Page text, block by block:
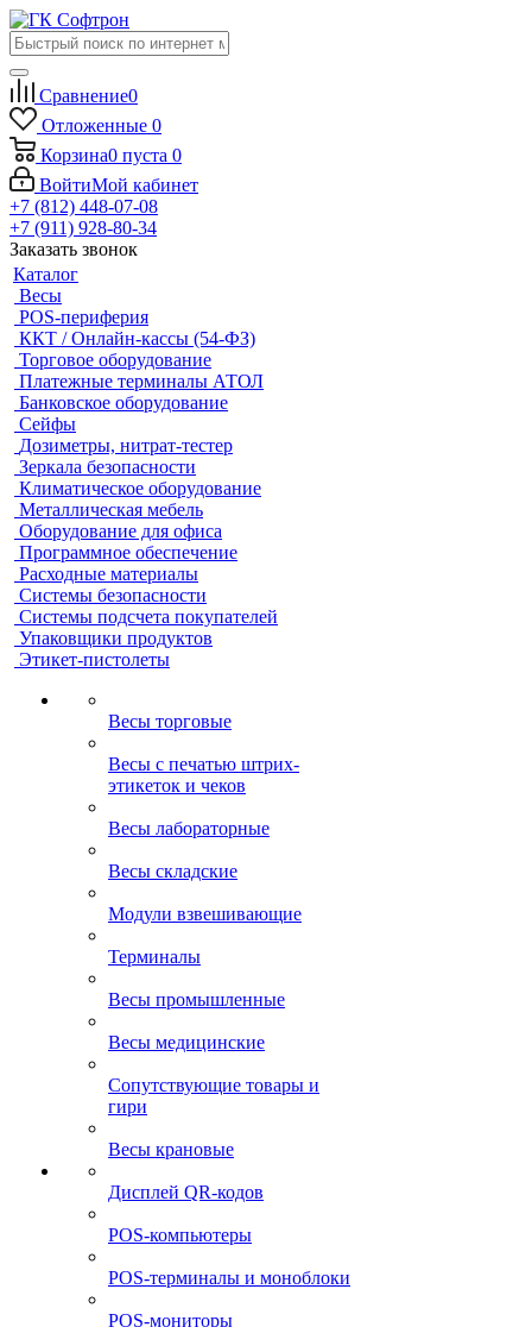
Сравнение0
Отложенные 0
Корзина0 пуста 0
ВойтиМой кабинет
+7 (812) 448-07-08
+7 (911) 928-80-34
Заказать звонок
Каталог
Весы
POS-периферия
ККТ / Онлайн-кассы (54-ФЗ)
Торговое оборудование
Платежные терминалы АТОЛ
Банковское оборудование
Сейфы
Дозиметры, нитрат-тестер
Зеркала безопасности
Климатическое оборудование
Металлическая мебель
Оборудование для офиса
Программное обеспечение
Расходные материалы
Системы безопасности
Системы подсчета покупателей
Упаковщики продуктов
Этикет-пистолеты
Весы торговые
Весы с печатью штрих-
этикеток и чеков
Весы лабораторные
Весы складские
Модули взвешивающие
Терминалы
Весы промышленные
Весы медицинские
Сопутствующие товары и
гири
Весы крановые
Дисплей QR-кодов
POS-компьютеры
POS-терминалы и моноблоки
POS-мониторы